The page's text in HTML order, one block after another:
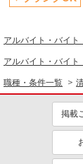
アルバイト・バイト
アルバイト・バイト
職種・条件一覧
掲載